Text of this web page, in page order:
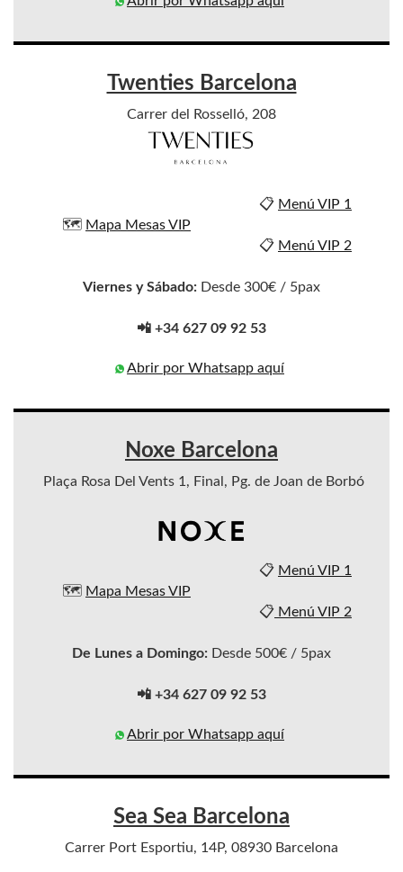
Twenties Barcelona
Carrer del Rosselló, 208
🗺️ Mapa Mesas VIP
📋 Menú VIP 1
📋 Menú VIP 2
Viernes y Sábado: Desde 300€ / 5pax
📲 +34 627 09 92 53
Abrir por Whatsapp aquí
Noxe Barcelona
Plaça Rosa Del Vents 1, Final, Pg. de Joan de Borbó
🗺️ Mapa Mesas VIP
📋 Menú VIP 1
📋 Menú VIP 2
De Lunes a Domingo: Desde 500€ / 5pax
📲 +34 627 09 92 53
Abrir por Whatsapp aquí
Sea Sea Barcelona
Carrer Port Esportiu, 14P, 08930 Barcelona